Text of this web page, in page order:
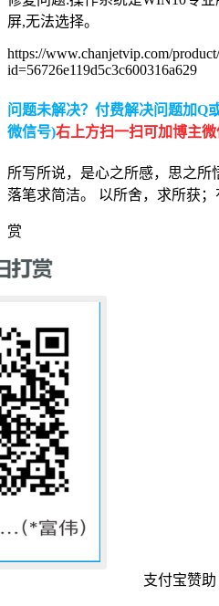
屏,无法选择。
https://www.chanjetvip.com/
id=56726e119d5c3c600316a629
问题未解决？付费解决问题加Q
微信号)右上方扫一扫可加博主微
所写所说，是心之所感，思之所
落笔求简洁。 以所舍，求所获；
赏
支付宝赞助